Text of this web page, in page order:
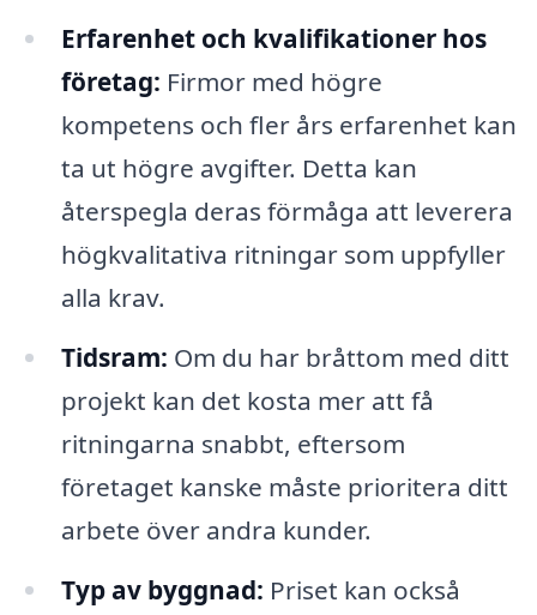
Erfarenhet och kvalifikationer hos
företag: Firmor med högre
kompetens och fler års erfarenhet kan
ta ut högre avgifter. Detta kan
återspegla deras förmåga att leverera
högkvalitativa ritningar som uppfyller
alla krav.
Tidsram: Om du har bråttom med ditt
projekt kan det kosta mer att få
ritningarna snabbt, eftersom
företaget kanske måste prioritera ditt
arbete över andra kunder.
Typ av byggnad: Priset kan också